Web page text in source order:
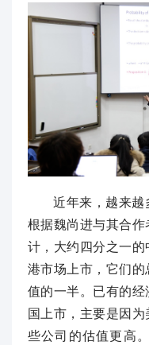
近年来，越来越
根据魏尚进与其合
计，大约四分之一
港市场上市，它们
值的一半。已有的
国上市，主要是因
些公司的估值更高